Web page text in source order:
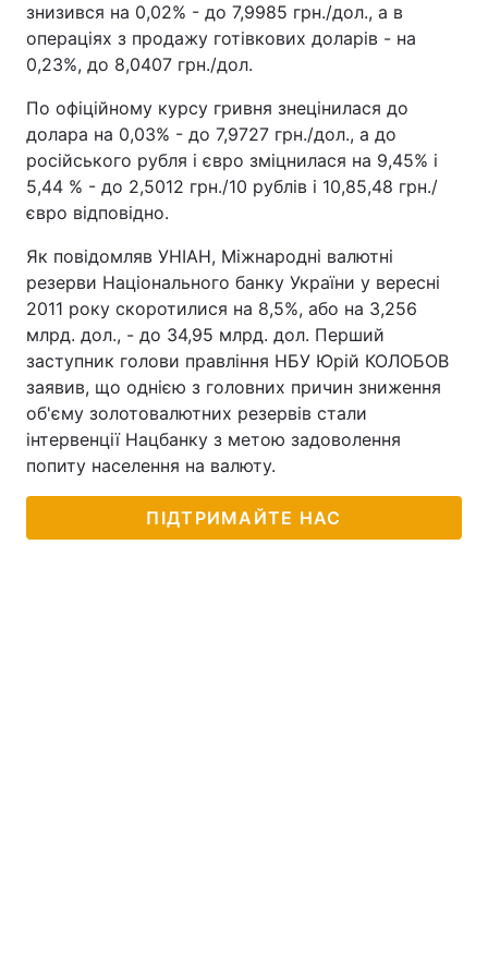
знизився на 0,02% - до 7,9985 грн./дол., а в
операціях з продажу готівкових доларів - на
0,23%, до 8,0407 грн./дол.
По офіційному курсу гривня знецінилася до
долара на 0,03% - до 7,9727 грн./дол., а до
російського рубля і євро зміцнилася на 9,45% і
5,44 % - до 2,5012 грн./10 рублів і 10,85,48 грн./
євро відповідно.
Як повідомляв УНІАН, Міжнародні валютні
резерви Національного банку України у вересні
2011 року скоротилися на 8,5%, або на 3,256
млрд. дол., - до 34,95 млрд. дол. Перший
заступник голови правління НБУ Юрій КОЛОБОВ
заявив, що однією з головних причин зниження
об'єму золотовалютних резервів стали
інтервенції Нацбанку з метою задоволення
попиту населення на валюту.
ПІДТРИМАЙТЕ НАС